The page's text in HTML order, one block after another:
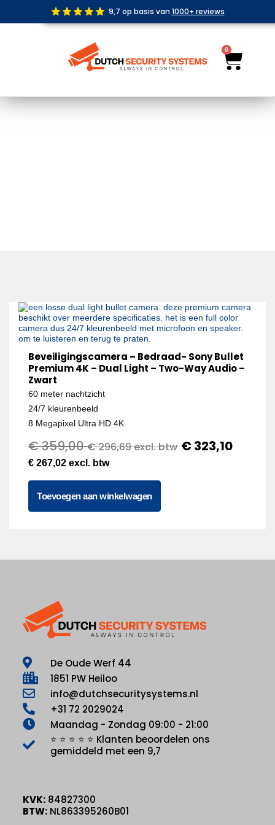
de
9,7 op basis van 1000+ reviews
0
Beveiligingscamera – Bedraad- Sony Bullet
Premium 4K – Dual Light – Two-Way Audio –
Zwart
60 meter nachtzicht
24/7 kleurenbeeld
8 Megapixel Ultra HD 4K
€359,00 €296,69excl. btw €323,10
€ 267,02 excl. btw
Toevoegen aan winkelwagen
De Oude Werf 44
1851 PW Heiloo
info@dutchsecuritysystems.nl
+31 72 2029024
Maandag - Zondag 09:00 - 21:00
⭐ ⭐ ⭐ ⭐ ⭐ Klanten beoordelen ons
gemiddeld met een 9,7
KVK: 84827300
BTW: NL863395260B01